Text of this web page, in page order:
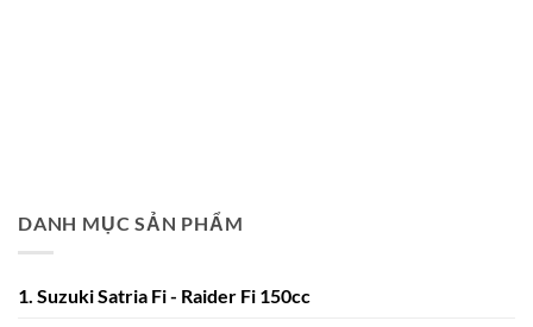
DANH MỤC SẢN PHẨM
1. Suzuki Satria Fi - Raider Fi 150cc